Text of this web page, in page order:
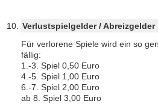
Verlustspielgelder / Abreizgelder
Für verlorene Spiele wird ein so
fällig:
1.-3. Spiel 0,50 Euro
4.-5. Spiel 1,00 Euro
6.-7. Spiel 2,00 Euro
ab 8. Spiel 3,00 Euro